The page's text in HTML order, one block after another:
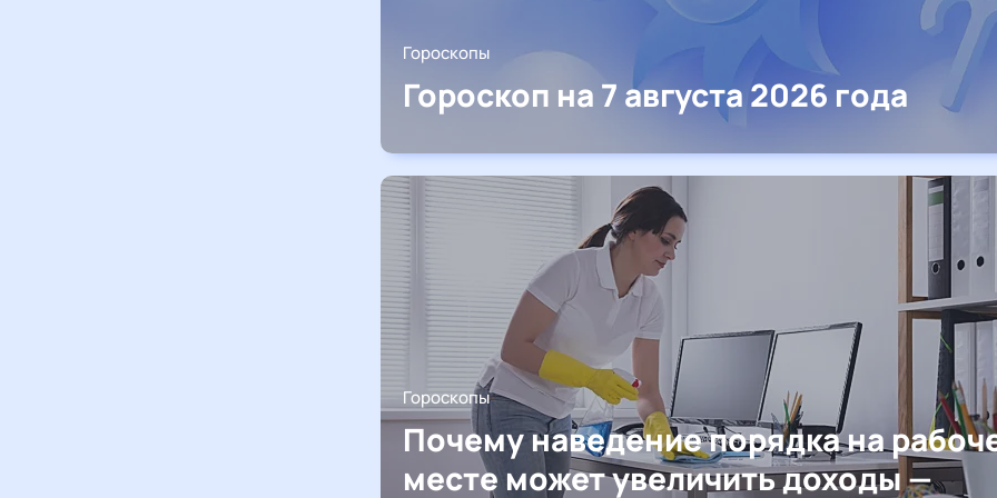
Гороскопы
Гороскоп на 7 августа 2026 года
Гороскопы
Почему наведение порядка на
месте может увеличить доходы —